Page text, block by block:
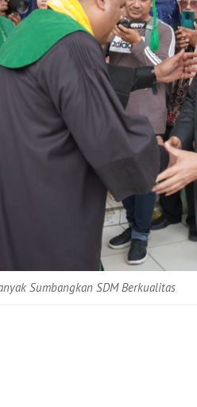
Sumbangkan SDM Berkualitas